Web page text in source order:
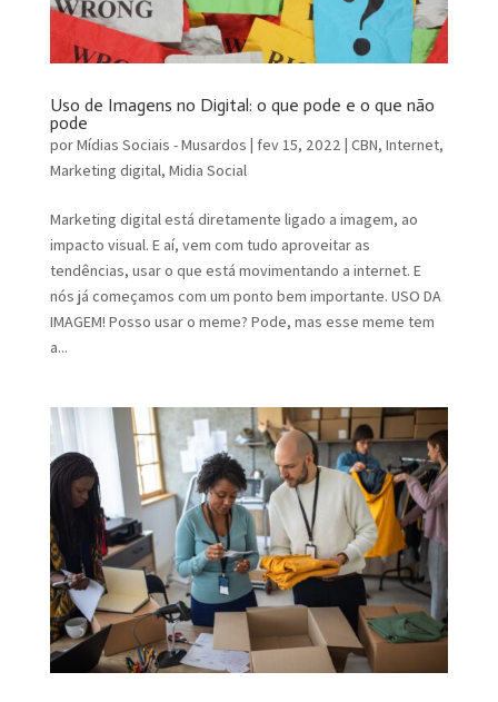
Uso de Imagens no Digital: o que pode e o que não
pode
porMídias Sociais - Musardos | fev 15, 2022 | CBN, Internet,
Marketing digital, Midia Social
Marketing digital está diretamente ligado a imagem, ao
impacto visual. E aí, vem com tudo aproveitar as
tendências, usar o que está movimentando a internet. E
nós já começamos com um ponto bem importante. USO DA
IMAGEM! Posso usar o meme? Pode, mas esse meme tem
a...